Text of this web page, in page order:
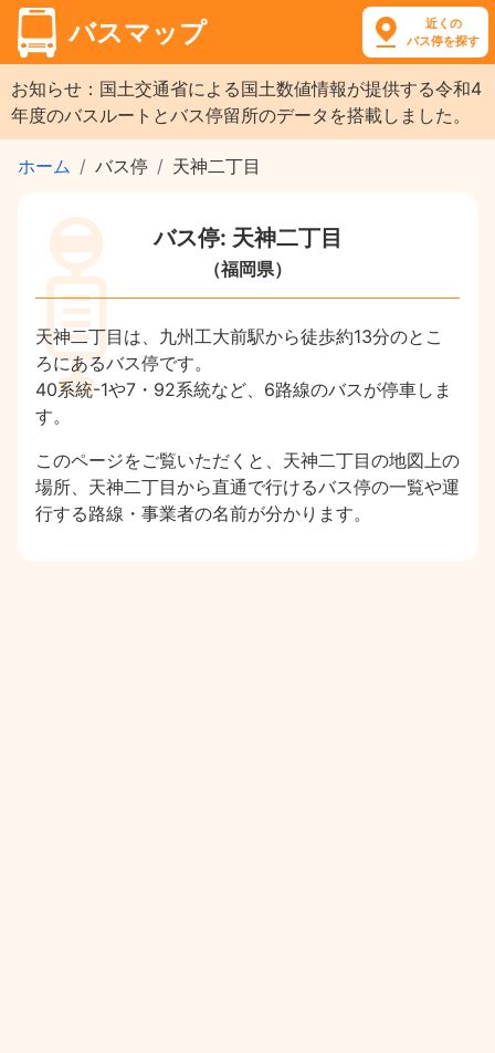
バスマップ
近くの
バス停を探す
お知らせ：国土交通省による国土数値情報が提供する令和4
年度のバスルートとバス停留所のデータを搭載しました。
ホーム バス停 天神二丁目
バス停: 天神二丁目
（福岡県）
天神二丁目は、九州工大前駅から徒歩約13分のとこ
ろにあるバス停です。
40系統-1や7・92系統など、6路線のバスが停車しま
す。
このページをご覧いただくと、天神二丁目の地図上の
場所、天神二丁目から直通で行けるバス停の一覧や運
行する路線・事業者の名前が分かります。